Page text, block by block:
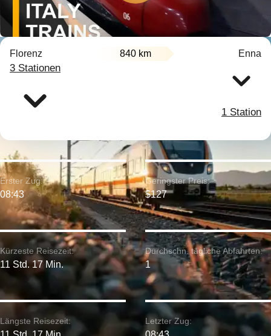
Florenz 840 km Enna
3 Stationen
1 Station
Kürzeste Reisezeit:
11 Std. 17 Min.
Erster Zug:
08:43
Längste Reisezeit:
Geringster Preis:
$127
Durchschn. tägliche Abfahrten:
1
Letzter Zug: